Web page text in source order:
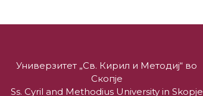
Универзитет „Св. Кирил и Методиј“ во
Скопје
Ss. Cyril and Methodius University in Skopje